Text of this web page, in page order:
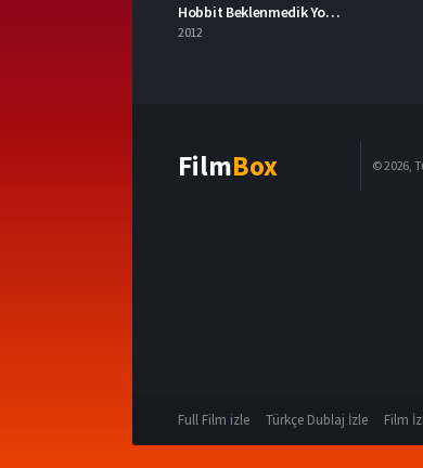
Hobbit Beklenmedik Yolculuk 2012 – The Hobbit: An Unexpected Journey 1080p Turkce Dublaj izle
2012
FilmBox © 2026,
Full Film izle Türkçe Dublaj İzle Film